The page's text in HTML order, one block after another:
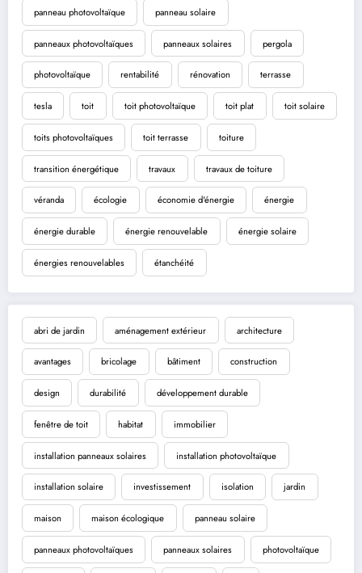
panneau photovoltaïque panneau solaire
panneaux photovoltaïques panneaux solaires pergola
photovoltaïque rentabilité rénovation terrasse
tesla toit toit photovoltaïque toit plat toit solaire
toits photovoltaïques toit terrasse toiture
transition énergétique travaux travaux de toiture
véranda écologie économie d'énergie énergie
énergie durable énergie renouvelable énergie solaire
énergies renouvelables étanchéité
abri de jardin aménagement extérieur architecture
avantages bricolage bâtiment construction
design durabilité développement durable
fenêtre de toit habitat immobilier
installation panneaux solaires installation photovoltaïque
installation solaire investissement isolation jardin
maison maison écologique panneau solaire
panneaux photovoltaïques panneaux solaires photovoltaïque